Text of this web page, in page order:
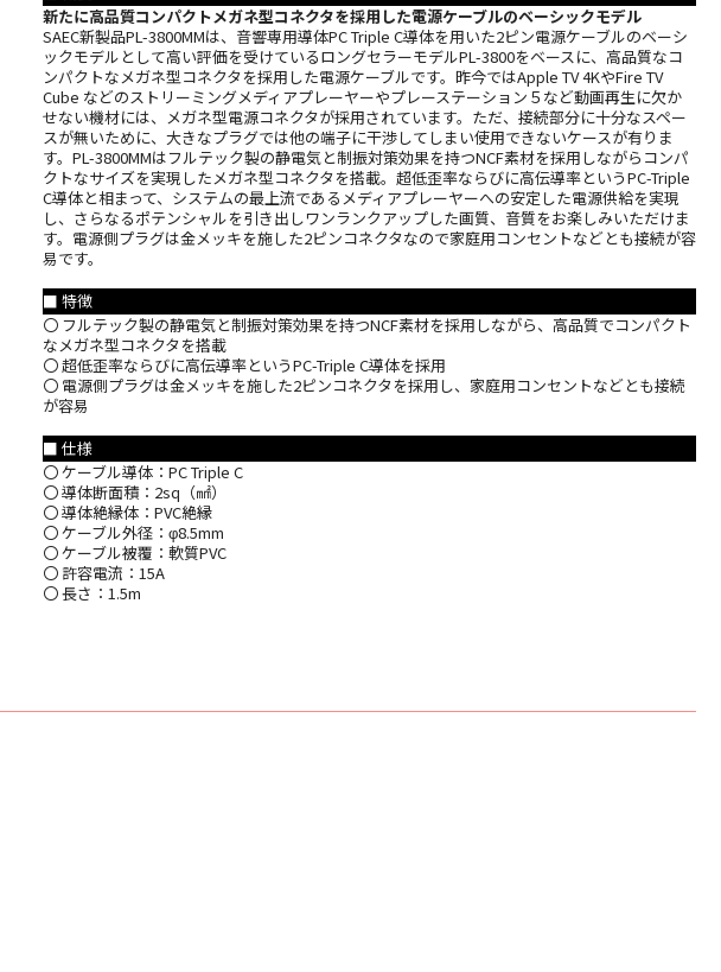
新たに高品質コンパクトメガネ型コネクタを採用した電源ケーブルのベーシックモデル
SAEC新製品PL-3800MMは、音響専用導体PC Triple C導体を用いた2ピン電源ケーブルのベーシ
ックモデルとして高い評価を受けているロングセラーモデルPL-3800をベースに、高品質なコ
ンパクトなメガネ型コネクタを採用した電源ケーブルです。昨今ではApple TV 4KやFire TV
Cube などのストリーミングメディアプレーヤーやプレーステーション５など動画再生に欠か
せない機材には、メガネ型電源コネクタが採用されています。ただ、接続部分に十分なスペー
スが無いために、大きなプラグでは他の端子に干渉してしまい使用できないケースが有りま
す。PL-3800MMはフルテック製の静電気と制振対策効果を持つNCF素材を採用しながらコンパ
クトなサイズを実現したメガネ型コネクタを搭載。超低歪率ならびに高伝導率というPC-Triple
C導体と相まって、システムの最上流であるメディアプレーヤーへの安定した電源供給を実現
し、さらなるポテンシャルを引き出しワンランクアップした画質、音質をお楽しみいただけま
す。電源側プラグは金メッキを施した2ピンコネクタなので家庭用コンセントなどとも接続が容
易です。
■ 特徴
〇 フルテック製の静電気と制振対策効果を持つNCF素材を採用しながら、高品質でコンパクト
なメガネ型コネクタを搭載
〇 超低歪率ならびに高伝導率というPC-Triple C導体を採用
〇 電源側プラグは金メッキを施した2ピンコネクタを採用し、家庭用コンセントなどとも接続
が容易
■ 仕様
〇 ケーブル導体：PC Triple C
〇 導体断面積：2sq（㎟）
〇 導体絶縁体：PVC絶縁
〇 ケーブル外径：φ8.5mm
〇 ケーブル被覆：軟質PVC
〇 許容電流：15A
〇 長さ：1.5m